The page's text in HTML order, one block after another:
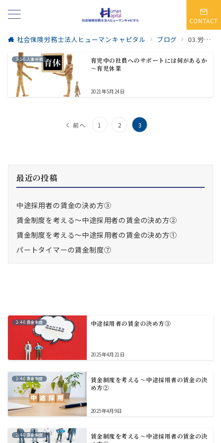
CONTACT
社会保険労務士法人ヒューマンキャピタル ブログ 03.労使協定
3-1-0.人事労務
育児中の社員へのサポートには何があるか
～育児休業
2021年5月24日
ペ
ー
ジ
送
り
前へ 1 2 3
最近の投稿
中途採用者の賃金の決め方③
賃金制度を考える～中途採用者の賃金の決め方②
賃金制度を考える～中途採用者の賃金の決め方①
パートタイマーの賃金制度⑦
2-4-0.賃金制度 中途採用者の賃金の決め方③
2025年4月21日
2-4-0.賃金制度
賃金制度を考える～中途採用者の賃金の決
め方②
2025年4月9日
2-4-0.賃金制度
賃金制度を考える～中途採用者の賃金の決